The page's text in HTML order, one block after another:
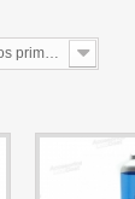
Precio: más baratos primero